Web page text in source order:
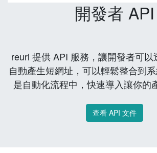
開發者 API
reurl 提供 API 服務，讓開發者可
自動產生短網址，可以輕鬆整合到
是自動化流程中，快速導入讓你的
查看 API 文件